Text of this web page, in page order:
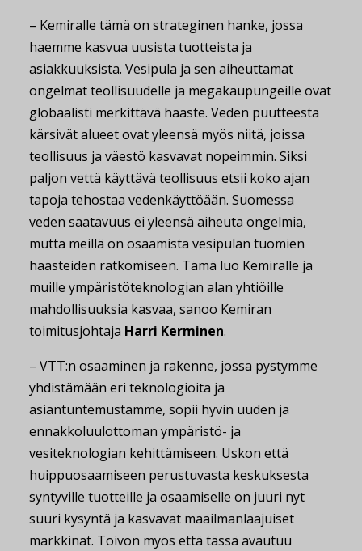
– Kemiralle tämä on strateginen hanke, jossa
haemme kasvua uusista tuotteista ja
asiakkuuksista. Vesipula ja sen aiheuttamat
ongelmat teollisuudelle ja megakaupungeille ovat
globaalisti merkittävä haaste. Veden puutteesta
kärsivät alueet ovat yleensä myös niitä, joissa
teollisuus ja väestö kasvavat nopeimmin. Siksi
paljon vettä käyttävä teollisuus etsii koko ajan
tapoja tehostaa vedenkäyttöään. Suomessa
veden saatavuus ei yleensä aiheuta ongelmia,
mutta meillä on osaamista vesipulan tuomien
haasteiden ratkomiseen. Tämä luo Kemiralle ja
muille ympäristöteknologian alan yhtiöille
mahdollisuuksia kasvaa, sanoo Kemiran
toimitusjohtaja Harri Kerminen.
– VTT:n osaaminen ja rakenne, jossa pystymme
yhdistämään eri teknologioita ja
asiantuntemustamme, sopii hyvin uuden ja
ennakkoluulottoman ympäristö- ja
vesiteknologian kehittämiseen. Uskon että
huippuosaamiseen perustuvasta keskuksesta
syntyville tuotteille ja osaamiselle on juuri nyt
suuri kysyntä ja kasvavat maailmanlaajuiset
markkinat. Toivon myös että tässä avautuu